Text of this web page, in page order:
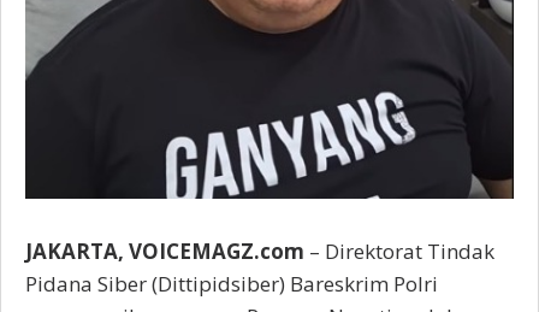
JAKARTA, VOICEMAGZ.com – Direktorat Tindak
Pidana Siber (Dittipidsiber) Bareskrim Polri